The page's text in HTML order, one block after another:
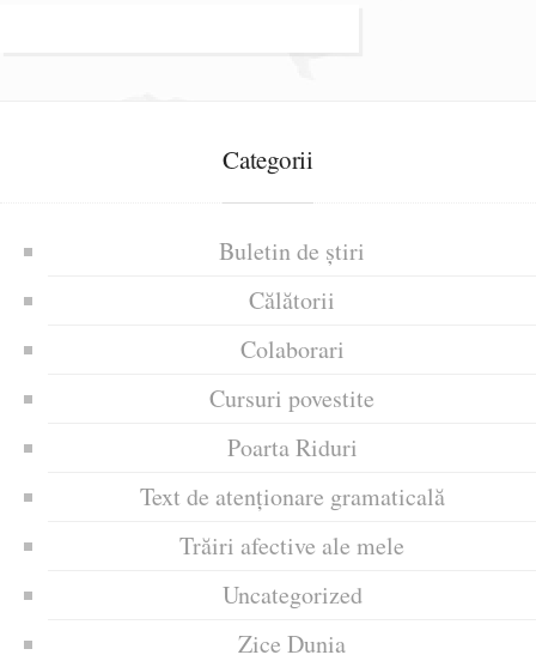
Categorii
Buletin de știri
Călătorii
Colaborari
Cursuri povestite
Poarta Riduri
Text de atenționare gramaticală
Trăiri afective ale mele
Uncategorized
Zice Dunia